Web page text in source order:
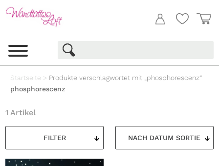
Startseite > Produkte verschlagwortet mit „phosphorescenz“
phosphorescenz
FILTER
1 Artikel